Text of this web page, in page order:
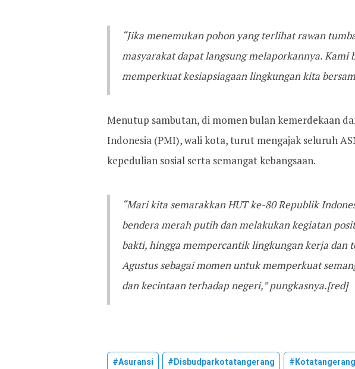
“Jika menemukan pohon yang terlihat rawan
masyarakat dapat langsung melaporkannya. Kami
memperkuat kesiapsiagaan lingkungan kita
Menutup sambutan, di momen bulan kemerdekaan
Indonesia (PMI), wali kota, turut mengajak seluruh
kepedulian sosial serta semangat kebangsaan.
“Mari kita semarakkan HUT ke-80 Republik
bendera merah putih dan melakukan kegiatan
bakti, hingga mempercantik lingkungan kerja dan
Agustus sebagai momen untuk memperkuat
dan kecintaan terhadap negeri,” pungkasnya.[red]
#asuransi #disbudparkotatangerang #kotatangerang